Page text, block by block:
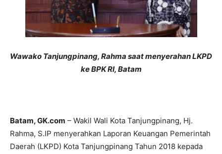
Wawako Tanjungpinang, Rahma saat menyerahan LKPD
ke BPK RI, Batam
Batam, GK.com – Wakil Wali Kota Tanjungpinang, Hj.
Rahma, S.IP menyerahkan Laporan Keuangan Pemerintah
Daerah (LKPD) Kota Tanjungpinang Tahun 2018 kepada